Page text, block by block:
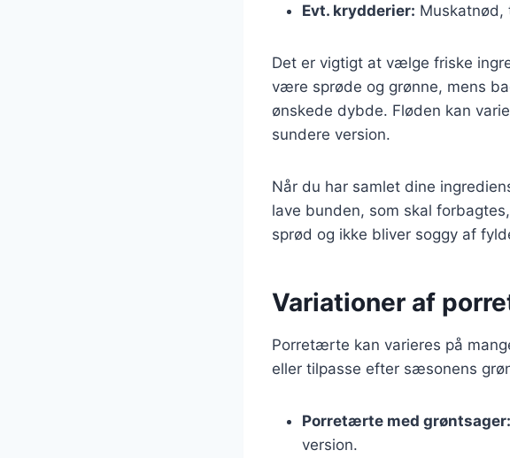
Evt. krydderier: Muskatnød,
Det er vigtigt at vælge friske
være sprøde og grønne, mens
ønskede dybde. Fløden kan
sundere version.
Når du har samlet dine
lave bunden, som skal
sprød og ikke bliver soggy af
Variationer af
Porretærte kan varieres på
eller tilpasse efter sæsonens
Porretærte med grøntsager:
version.